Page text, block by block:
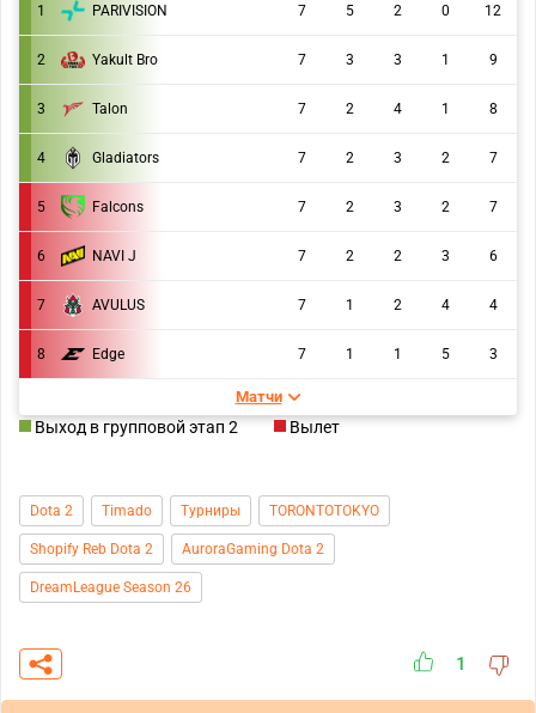
1 PARIVISION 7 5 2 0 12
2 Yakult Bro 7 3 3 1 9
3 Talon 7 2 4 1 8
4 Gladiators 7 2 3 2 7
5 Falcons 7 2 3 2 7
6 NAVI J 7 2 2 3 6
7 AVULUS 7 1 2 4 4
8 Edge 7 1 1 5 3
Матчи
Выход в групповой этап 2 Вылет
Dota 2 Timado Турниры TORONTOTOKYO
Shopify Reb Dota 2 AuroraGaming Dota 2
DreamLeague Season 26
1